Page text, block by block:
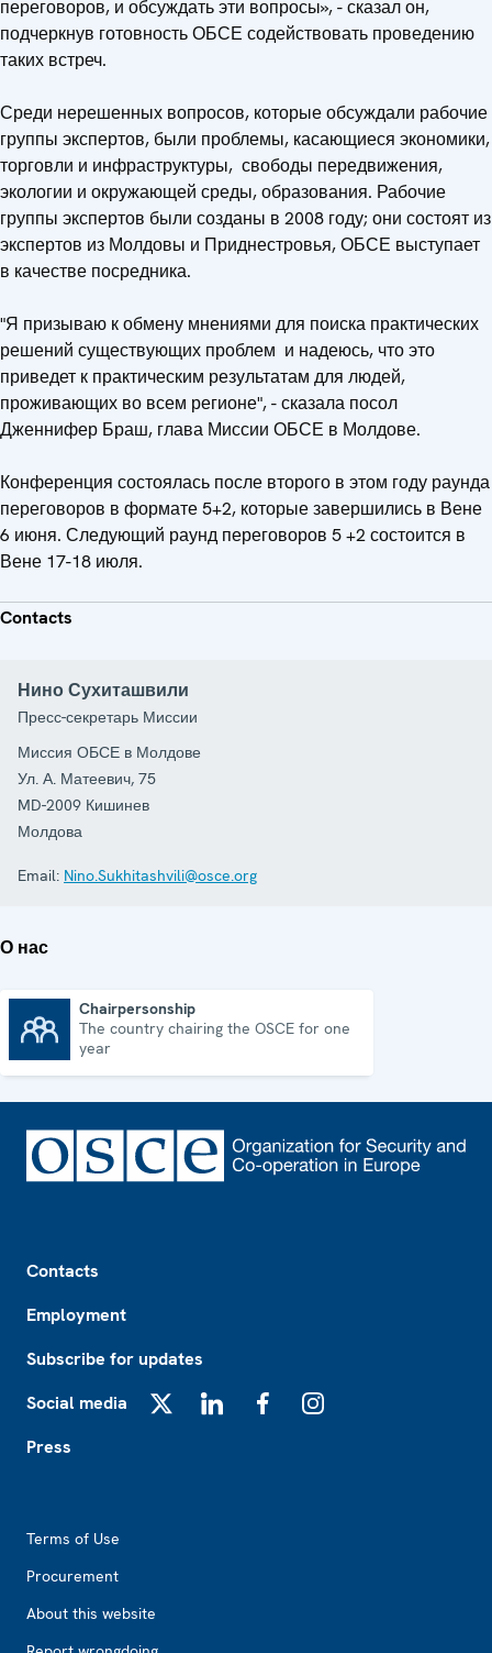
переговоров, и обсуждать эти вопросы», - сказал он,
подчеркнув готовность ОБСЕ содействовать проведению
таких встреч.
Среди нерешенных вопросов, которые обсуждали рабочие
группы экспертов, были проблемы, касающиеся экономики,
торговли и инфраструктуры, свободы передвижения,
экологии и окружающей среды, образования. Рабочие
группы экспертов были созданы в 2008 году; они состоят из
экспертов из Молдовы и Приднестровья, ОБСЕ выступает
в качестве посредника.
"Я призываю к обмену мнениями для поиска практических
решений существующих проблем и надеюсь, что это
приведет к практическим результатам для людей,
проживающих во всем регионе", - сказала посол
Дженнифер Браш, глава Миссии ОБСЕ в Молдове.
Конференция состоялась после второго в этом году раунда
переговоров в формате 5+2, которые завершились в Вене
6 июня. Следующий раунд переговоров 5 +2 состоится в
Вене 17-18 июля.
Contacts
Нино Сухиташвили
Пресс-секретарь Миссии
Миссия ОБСЕ в Молдове
Ул. А. Матеевич, 75
MD-2009 Кишинев
Молдова
Email: Nino.Sukhitashvili@osce.org
О нас
Chairpersonship
The country chairing the OSCE for one
year
Contacts
Employment
Subscribe for updates
Social media
Press
Terms of Use
Procurement
About this website